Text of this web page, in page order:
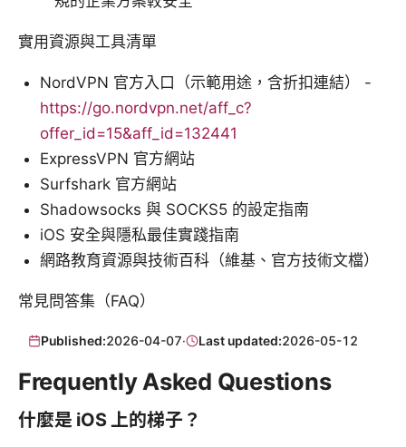
實用資源與工具清單
NordVPN 官方入口（示範用途，含折扣連結） -
https://go.nordvpn.net/aff_c?
offer_id=15&aff_id=132441
ExpressVPN 官方網站
Surfshark 官方網站
Shadowsocks 與 SOCKS5 的設定指南
iOS 安全與隱私最佳實踐指南
網路教育資源與技術百科（維基、官方技術文檔）
常見問答集（FAQ）
Published:2026-04-07· Last updated:2026-05-12
Frequently Asked Questions
什麼是 iOS 上的梯子？